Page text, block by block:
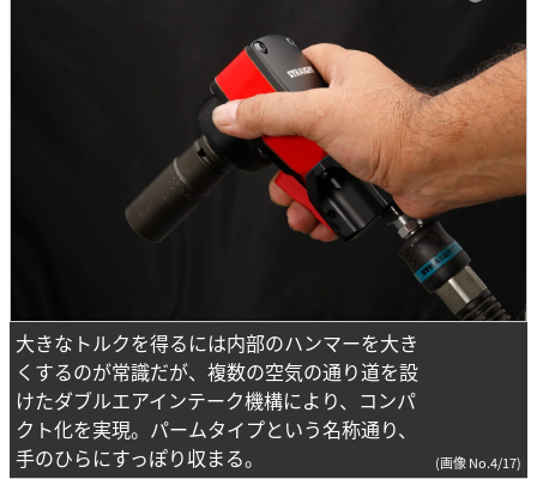
大きなトルクを得るには内部のハンマーを大き
くするのが常識だが、複数の空気の通り道を設
けたダブルエアインテーク機構により、コンパ
クト化を実現。パームタイプという名称通り、
手のひらにすっぽり収まる。
(画像 No.4/17)